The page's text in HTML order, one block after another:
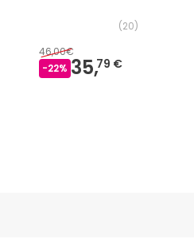
(20)
46,00€
-22% 35,79 €